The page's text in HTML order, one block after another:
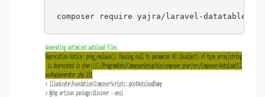
composer require yajra/laravel-datatables-